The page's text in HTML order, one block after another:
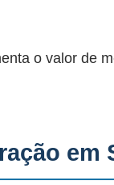
o valor de
em